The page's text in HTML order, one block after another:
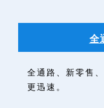
全
全通路、新零售
更迅速。